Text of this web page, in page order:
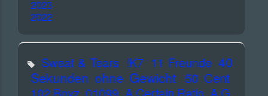
2023
2022
Sweat & Tears !K7 11 Freunde 40
Sekunden ohne Gewicht 50 Cent